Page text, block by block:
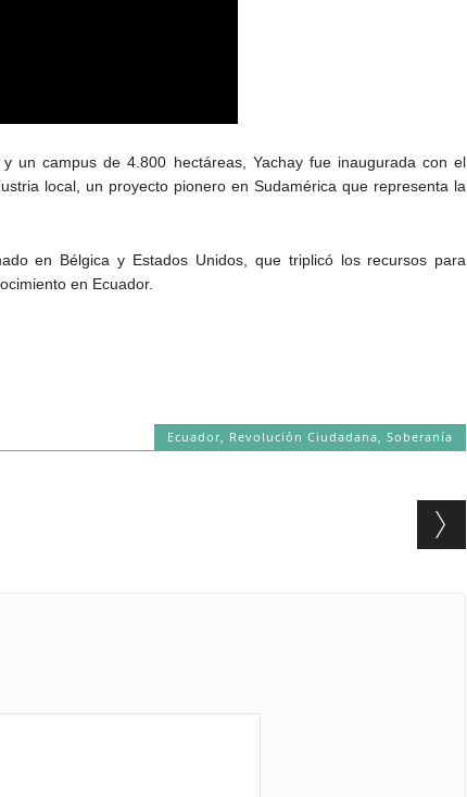
un campus de 4.800 hectáreas, Yachay fue inaugurada con el
local, un proyecto pionero en Sudamérica que representa la
en Bélgica y Estados Unidos, que triplicó los recursos para
en Ecuador.
Ecuador Revolución Ciudadana ,Soberanía